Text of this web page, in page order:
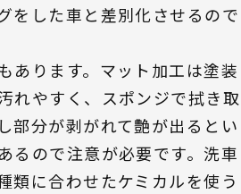
をした車と差別化させるので
あります。マット加工は塗装
れやすく、スポンジで拭き取
部分が剥がれて艶が出るとい
るので注意が必要です。洗車
類に合わせたケミカルを使う